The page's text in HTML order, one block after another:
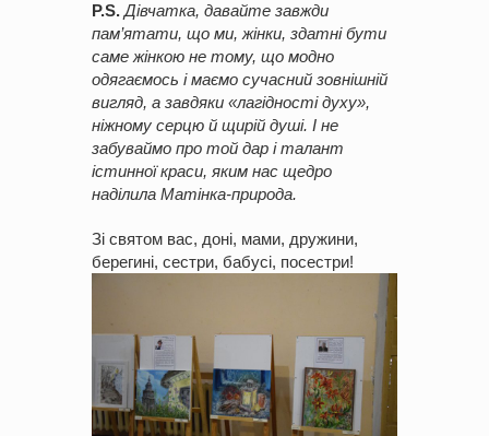
P.S. Дівчатка, давайте завжди
пам’ятати, що ми, жінки, здатні бути
саме жінкою не тому, що модно
одягаємось і маємо сучасний зовнішній
вигляд, а завдяки «лагідності духу»,
ніжному серцю й щирій душі. І не
забуваймо про той дар і талант
істинної краси, яким нас щедро
наділила Матінка-природа.
Зі святом вас, доні, мами, дружини,
берегині, сестри, бабусі, посестри!